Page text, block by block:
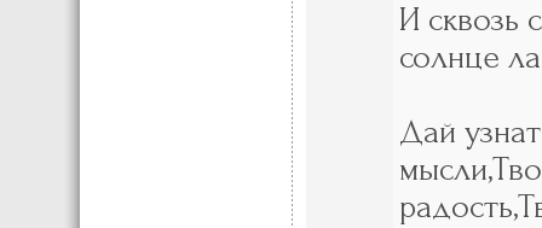
И сквозь
солнце
Дай